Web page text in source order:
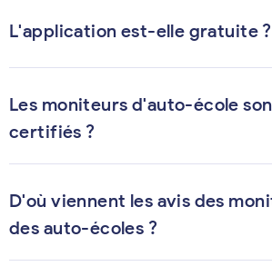
L'application est-elle gratuite ?
Les moniteurs d'auto-école
certifiés ?
D'où viennent les avis des
des auto-écoles ?